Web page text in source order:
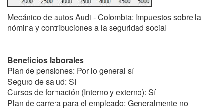
Mecánico de autos Audi - Colombia: Impuestos sobre la
nómina y contribuciones a la seguridad social
Beneficios laborales
Plan de pensiones: Por lo general sí
Seguro de salud: Sí
Cursos de formación (Interno y externo): Sí
Plan de carrera para el empleado: Generalmente no